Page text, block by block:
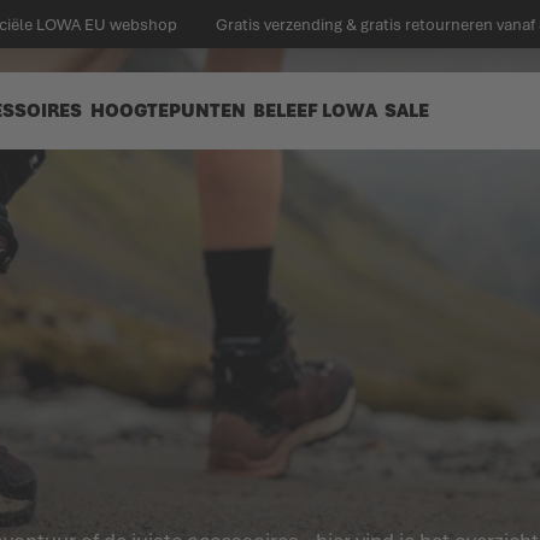
LOWA EU webshop Gratis verzending & gratis retourneren
HOOGTEPUNTEN BELEEF LOWA SALE